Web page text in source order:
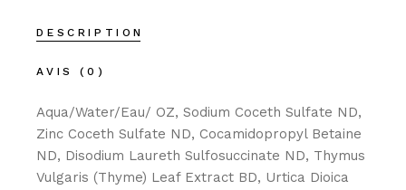
DESCRIPTION
AVIS (0)
Aqua/Water/Eau/ OZ, Sodium Coceth Sulfate ND,
Zinc Coceth Sulfate ND, Cocamidopropyl Betaine
ND, Disodium Laureth Sulfosuccinate ND, Thymus
Vulgaris (Thyme) Leaf Extract BD, Urtica Dioica